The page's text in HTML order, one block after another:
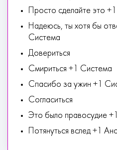
Просто сделайте это
Надеюсь, ты хотя бы
Система
Довериться
Смириться +1 Система
Спасибо за ужин +1
Согласиться
Это было правосудие
Потянуться вслед +1